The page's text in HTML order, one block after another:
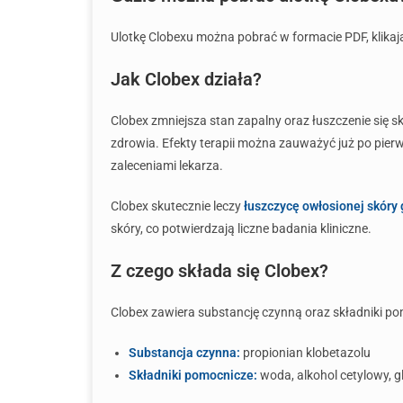
Ulotkę Clobexu można pobrać w formacie PDF,
Jak Clobex działa?
Clobex zmniejsza stan zapalny oraz łuszczenie się
zdrowia. Efekty terapii można zauważyć już po
zaleceniami lekarza.
Clobex skutecznie leczyłuszczycę owłosionej skóry
skóry, co potwierdzają liczne badania kliniczne.
Z czego składa się Clobex?
Clobex zawiera substancję czynną oraz składniki
Substancja czynna: propionian klobetazolu
Składniki pomocnicze: woda, alkohol cetylowy,